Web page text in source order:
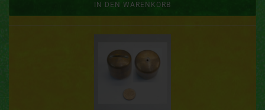
IN DEN WARENKORB